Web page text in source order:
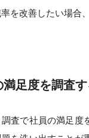
を改善したい場合
満足度を調査す
査で社員の満足度